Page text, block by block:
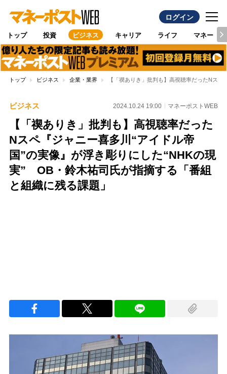
ログイン
トップ 投資 ビジネス キャリア ライフ マネー
トップ ビジネス 企業・業界 【「禊ありき」批判も】高視聴率だったNス
ビジネス 2024.10.24 19:00 マネーポストWEB
【「禊ありき」批判も】高視聴率だった
Nスペ『ジャニー喜多川“アイドル帝
国”の実像』が浮き彫りにした“NHKの現
実” OB・鈴木祐司氏が指摘する「番組
と組織に残る課題」